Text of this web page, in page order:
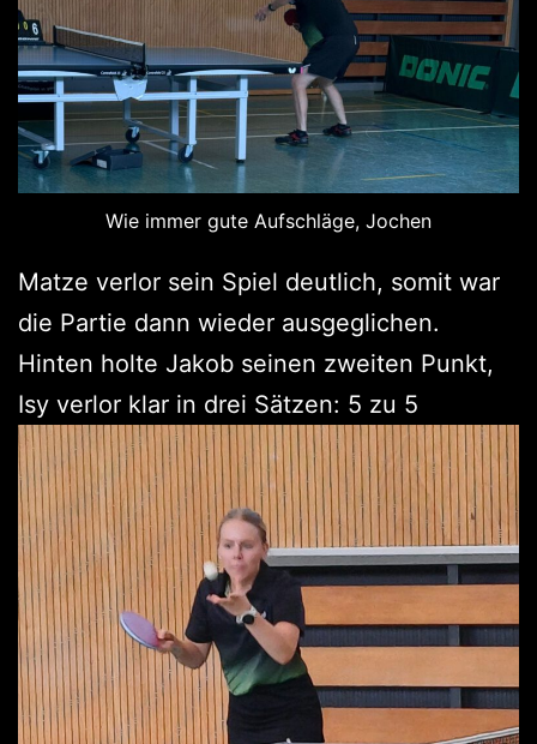
Wie immer gute Aufschläge, Jochen
Matze verlor sein Spiel deutlich, somit war
die Partie dann wieder ausgeglichen.
Hinten holte Jakob seinen zweiten Punkt,
Isy verlor klar in drei Sätzen: 5 zu 5